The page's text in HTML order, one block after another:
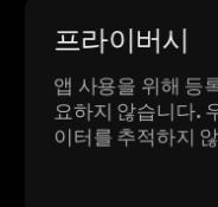
프라이버시
앱 사용을 위해 등
요하지 않습니다.
이터를 추적하지